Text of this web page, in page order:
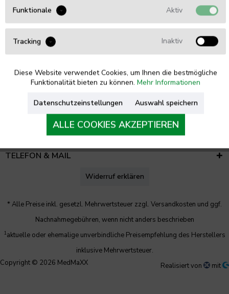
Tel. 0461 - 5749 85 54
UNTERNEHMEN
TELEFON & MAIL
Widerruf erklären
* Alle Preise inkl. gesetzl. Mehrwertsteuer zzgl. Versandkosten und ggf.
Nachnahmegebühren, wenn nicht anders beschrieben
1aktuelle oder ehemalige unverbindliche Preisempfehlung des Herstellers
inklusive Mehrwertsteuer.
Copyright © 2026 MedMaXX
Realisiert von mit
Funktionale Aktiv
Tracking Inaktiv
Diese Website verwendet Cookies, um Ihnen die bestmögliche
Funktionalität bieten zu können. Mehr Informationen
Datenschutzeinstellungen Auswahl speichern
ALLE COOKIES AKZEPTIEREN